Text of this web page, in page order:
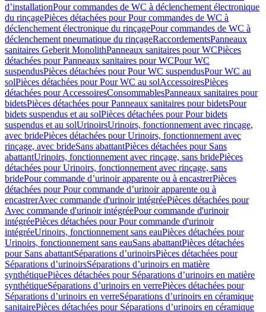
d’installationPour commandes de WC à déclenchement électronique
du rinçagePièces détachées pour Pour commandes de WC à
déclenchement électronique du rinçagePour commandes de WC à
déclenchement pneumatique du rinçageRaccordementsPanneaux
sanitaires Geberit MonolithPanneaux sanitaires pour WCPièces
détachées pour Panneaux sanitaires pour WCPour WC
suspendusPièces détachées pour Pour WC suspendusPour WC au
solPièces détachées pour Pour WC au solAccessoiresPièces
détachées pour AccessoiresConsommablesPanneaux sanitaires pour
bidetsPièces détachées pour Panneaux sanitaires pour bidetsPour
bidets suspendus et au solPièces détachées pour Pour bidets
suspendus et au solUrinoirsUrinoirs, fonctionnement avec rinçage,
avec bridePièces détachées pour Urinoirs, fonctionnement avec
rinçage, avec brideSans abattantPièces détachées pour Sans
abattantUrinoirs, fonctionnement avec rinçage, sans bridePièces
détachées pour Urinoirs, fonctionnement avec rinçage, sans
bridePour commande d’urinoir apparente ou à encastrerPièces
détachées pour Pour commande d’urinoir apparente ou à
encastrerAvec commande d'urinoir intégréePièces détachées pour
Avec commande d'urinoir intégréePour commande d'urinoir
intégréePièces détachées pour Pour commande d'urinoir
intégréeUrinoirs, fonctionnement sans eauPièces détachées pour
Urinoirs, fonctionnement sans eauSans abattantPièces détachées
pour Sans abattantSéparations d’urinoirsPièces détachées pour
Séparations d’urinoirsSéparations d’urinoirs en matière
synthétiquePièces détachées pour Séparations d’urinoirs en matière
synthétiqueSéparations d’urinoirs en verrePièces détachées pour
Séparations d’urinoirs en verreSéparations d’urinoirs en céramique
sanitairePièces détachées pour Séparations d’urinoirs en céramique